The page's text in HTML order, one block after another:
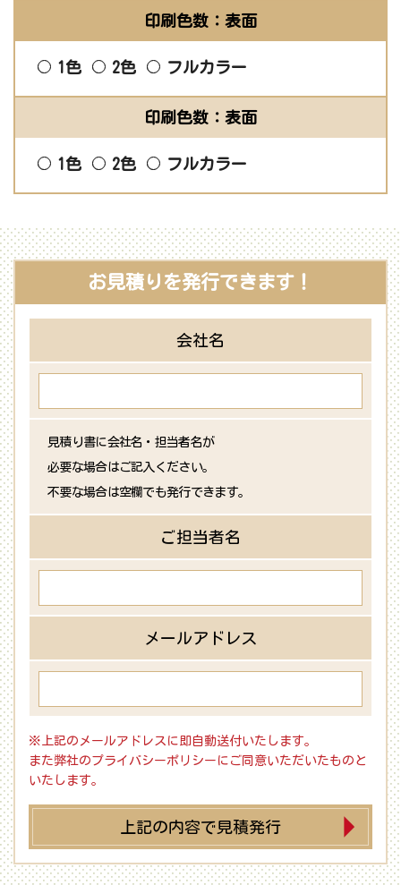
印刷色数：表面
1色 2色 フルカラー
印刷色数：表面
1色 2色 フルカラー
お見積りを発行できます！
会社名
見積り書に会社名・担当者名が
必要な場合はご記入ください。
不要な場合は空欄でも発行できます。
ご担当者名
メールアドレス
※上記のメールアドレスに即自動送付いたします。
また弊社のプライバシーポリシーにご同意いただいたものと
いたします。
上記の内容で見積発行